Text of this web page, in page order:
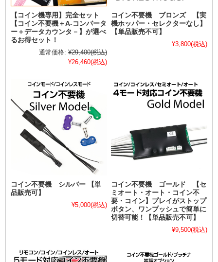
【コイン機専用】完全セット
【コイン不要機＋A-コンバータ
ー＋データカウンタ－】が選べ
るお得セット！
通常価格: ¥29,400(税込)
¥26,460(税込)
コイン不要機 ブロンズ 【実
機ホッパー・セレクターなし】
【単品販売不可】
¥3,800(税込)
コイン不要機 シルバー 【単
品販売可】
¥5,000(税込)
コイン不要機 ゴールド 【セ
ミオート・オート・コイン不
要・コイン】プレイがストップ
ボタン、ワンプッシュで簡単に
切替可能！【単品販売不可】
¥9,500(税込)